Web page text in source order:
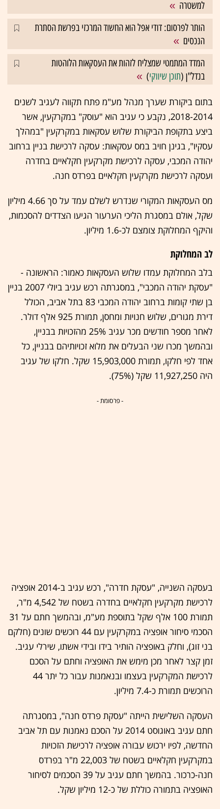
למשטרה
הותר לפרסום: דודי אפל הוא החשוד המרכזי בפרשת הסתרת
הנכסים
המדד המתמטי שמצליח לזהות את העסקאות הלוהטות
בנדל"ן (תוכן שיווקי)
בתום ביקורת שערך מנהל מע"מ פתח תקווה לעגיב לשנים
2018-2014, נקבע כי עגיב הוא "עוסק" במקרקעין, אשר
ביצע בתקופת הביקורת שלוש עסקאות במקרקעין "במהלך
עסקיו", בגינן חויב במס עסקאות: עסקה לרכישת בניין ברחוב
יהודה המכבי, עסקה לרכישת מקרקעין חקלאיים בחדרה
ועסקה לרכישת מקרקעין חקלאיים בפרדס חנה.
מס העסקאות המקורי שנדרש לשלם עמד על סך 4.66 מיליון
שקל, אולם במסגרת הליכי הערעור הגיעו הצדדים להסכמות,
והיקף המחלוקת צומצם לכ-1.6 מיליון.
לב המחלוקת
בלב המחלוקת עמדו שלוש העסקאות כאמור: הראשונה -
"עסקת יהודה המכבי", במסגרתה רכש עגיב ביולי 2007 בניין
בן שתי קומות ברחוב יהודה המכבי 83 בתל אביב, הכולל
דירת מגורים, שלוש חנויות ומחסן, תמורת 925 אלף דולר.
לאחר מספר חודשים מכר עגיב 25% מהזכויות בבניין,
ובהמשך מכרו שני הבעלים את מלוא זכויותיהם בבניין, כל
אחד לפי חלקו, תמורת 15,903,000 שקל. חלקו של עגיב
היה 11,927,250 שקל (75%).
- פרסומת -
בעסקה השנייה, "עסקת חדרה", רכש עגיב ב-2014 אופציה
לרכישת מקרקעין חקלאיים בחדרה בשטח של 4,542 מ"ר,
תמורת 100 אלף שקל בתוספת מע"מ, ובהמשך חתם על 31
הסכמי סיחור אופציה במקרקעין עם 44 רוכשים שונים (חלקם
בני זוג), וחלק באופציה הותיר בידו ובידי אשתו, שירלי עגיב.
זמן קצר לאחר מכן מימש את האופציה וחתם על הסכם
לרכישת המקרקעין בעצמו ובנאמנות עבור כל יתר 44
הרוכשים תמורת כ-7.4 מיליון.
העסקה השלישית הייתה "עסקת פרדס חנה", במסגרתה
חתם עגיב באוגוסט 2014 על הסכם נאמנות עם תל אביב
החדשה, לפיו ירכוש עבורה אופציה לרכישת הזכויות
במקרקעין חקלאיים בשטח של 22,003 מ"ר בפרדס
חנה-כרכור. בהמשך חתם עגיב על 39 הסכמים לסיחור
האופציה בתמורה כוללת של כ-12 מיליון שקל.